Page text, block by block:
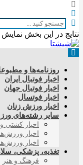
نتایج در این بخش
روزنامه‌ها و
اخبار فوتبال ایران
اخبار فوتبال جهان
اخبار فوتسال
اخبار ورزش زنان
سایر رشته‌های
اخبار کشتی
اخبار
اخبار
تغذیه، پزشکی،
فرهنگ و هنر